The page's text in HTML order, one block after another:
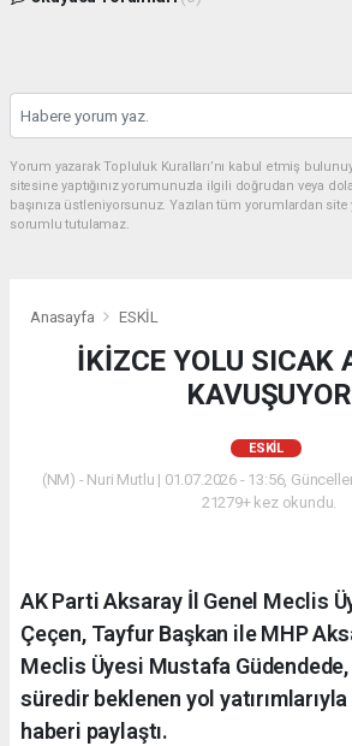
Yorum yazarak Topluluk Kuralları’nı kabul etmiş
sitesine yaptığınız yorumunuzla ilgili doğrudan veya
başınıza üstleniyorsunuz. Yazılan tüm yorumlardan
sorumlu tutulamaz.
Anasayfa ESKİL
İKİZCE YOLU SICAK
KAVUŞUYOR
ESKİL
(NM) - Nuri Mutlu | 01.07.2026 - 13:56,
21279+ kez okundu.
AK Parti Aksaray İl Genel Meclis
Çeçen, Tayfur Başkan ile MHP
Meclis Üyesi Mustafa
süredir beklenen yol
haberi paylaştı.